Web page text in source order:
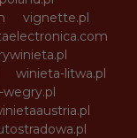
vignette.pl
winieta-litwa.pl